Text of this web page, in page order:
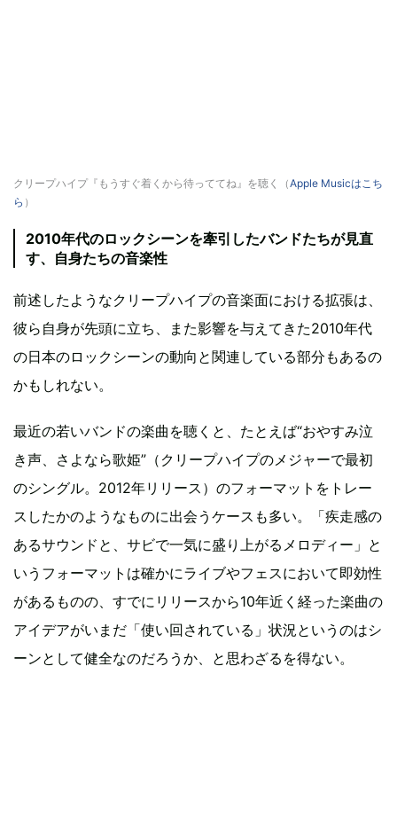
クリープハイプ『もうすぐ着くから待っててね』を聴く（Apple Musicはこち
ら ）
2010年代のロックシーンを牽引したバンドたちが見直
す、自身たちの音楽性
前述したようなクリープハイプの音楽面における拡張は、
彼ら自身が先頭に立ち、また影響を与えてきた2010年代
の日本のロックシーンの動向と関連している部分もあるの
かもしれない。
最近の若いバンドの楽曲を聴くと、たとえば“おやすみ泣
き声、さよなら歌姫”（クリープハイプのメジャーで最初
のシングル。2012年リリース）のフォーマットをトレー
スしたかのようなものに出会うケースも多い。「疾走感の
あるサウンドと、サビで一気に盛り上がるメロディー」と
いうフォーマットは確かにライブやフェスにおいて即効性
があるものの、すでにリリースから10年近く経った楽曲の
アイデアがいまだ「使い回されている」状況というのはシ
ーンとして健全なのだろうか、と思わざるを得ない。